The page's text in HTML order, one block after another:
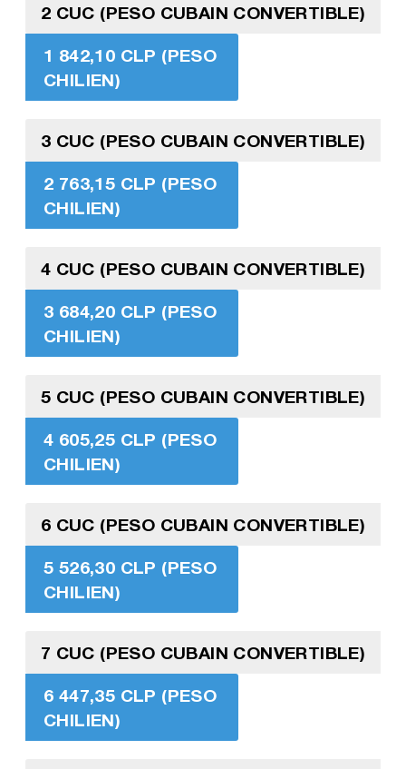
2 CUC (PESO CUBAIN CONVERTIBLE)
1 842,10 CLP (PESO
CHILIEN)
3 CUC (PESO CUBAIN CONVERTIBLE)
2 763,15 CLP (PESO
CHILIEN)
4 CUC (PESO CUBAIN CONVERTIBLE)
3 684,20 CLP (PESO
CHILIEN)
5 CUC (PESO CUBAIN CONVERTIBLE)
4 605,25 CLP (PESO
CHILIEN)
6 CUC (PESO CUBAIN CONVERTIBLE)
5 526,30 CLP (PESO
CHILIEN)
7 CUC (PESO CUBAIN CONVERTIBLE)
6 447,35 CLP (PESO
CHILIEN)